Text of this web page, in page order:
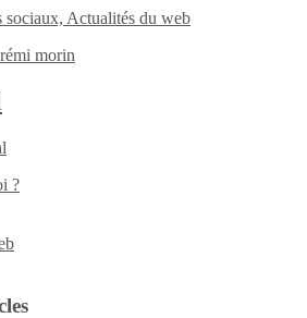
Actualités du web
morin
?